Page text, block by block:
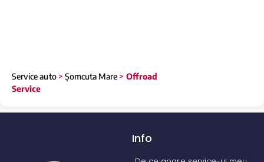
Service auto> Șomcuta Mare > Offroad
Service
Info